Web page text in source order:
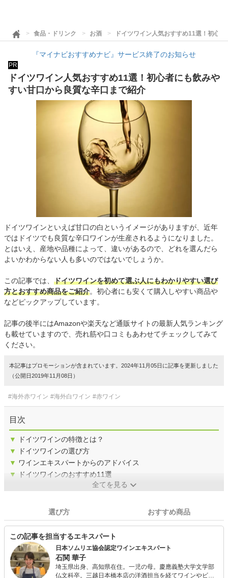
食品・ドリンク お酒 ドイツワイン人気おすすめ11選！初心
『マイナビおすすめナビ』サービス終了のお知らせ
PR
ドイツワイン人気おすすめ11選！初心者にも飲みや
すい甘口から良質な辛口まで紹介
ドイツワインといえば甘口の白というイメージがありますが、近年
ではドイツでも良質な辛口ワインが生産されるようになりました。
とはいえ、産地や品種によって、違いがあるので、どれを選んだら
よいかわからない人も多いのではないでしょうか。
この記事では、 ドイツワインを初めて選ぶ人にもわかりやすい選び
方とおすすめ商品をご紹介。初心者にも安くて購入しやすい商品や
などピックアップしています。
記事の後半にはAmazonや楽天など通販サイトの最新人気ランキング
も載せていますので、売れ筋や口コミもあわせてチェックしてみて
ください。
本記事はプロモーションが含まれています。2024年11月05日に記事を更新しました
（公開日2019年11月08日）
#海外赤ワイン #海外白ワイン #赤ワイン
目次
▼
ドイツワインの特徴とは？
▼
ドイツワインの選び方
▼ ワインエキスパートからのアドバイス
▼
ドイツワインのおすすめ11選
全てを見る
選び方 おすすめ商品
この記事を担当するエキスパート
日本ソムリエ協会認定ワインエキスパート
石関 華子
埼玉県出身、高知県在住。一児の母。慶應義塾大学文学部
仏文科卒。三越日本橋本店の洋酒担当を経てワインやビー